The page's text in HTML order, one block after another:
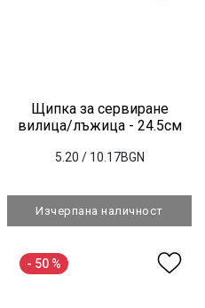
Щипка за сервиране
вилица/лъжица - 24.5см
5.20 / 10.17BGN
Изчерпана наличност
- 50 %